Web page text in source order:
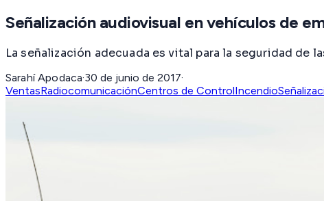
Señalización audiovisual en vehículos de
La señalización adecuada es vital para la seguridad de
Sarahí Apodaca·30 de junio de 2017·
VentasRadiocomunicaciónCentros de ControlIncendio